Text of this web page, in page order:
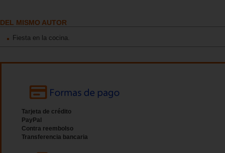
DEL MISMO AUTOR
Fiesta en la cocina.
Tarjeta de crédito
PayPal
Contra reembolso
Transferencia bancaria